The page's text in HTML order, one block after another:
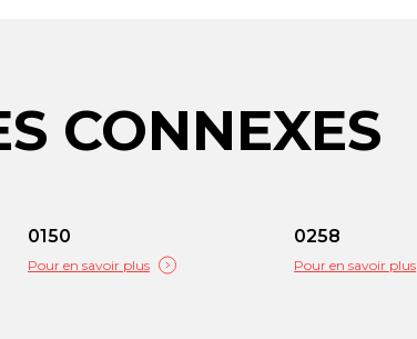
CONNEXES
0150
Pour en savoir plus
0258
Pour en savoir plus